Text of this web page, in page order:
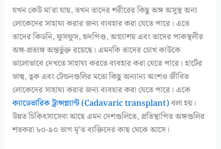
যখন কেউ মা’রা যায়, তখন তাদের শরীরের কিছু অঙ্গ অসুস্থ অন্য
লোকেদের সাহায্য করার জন্য ব্যবহার করা যেতে পারে। এতে
তাদের কিডনি, ফুসফুস, হৃদপিণ্ড, অগ্ন্যাশয় এবং তাদের পাকস্থলীর
অঙ্গ-প্রত্যঙ্গ অন্তর্ভুক্ত রয়েছে। এমনকি তাদের চোখ কাউকে
ভালোভাবে দেখতে সাহায্য করতে ব্যবহার করা যেতে পারে। হার্টের
ভাল্ব, ত্বক এবং টেন্ডনগুলির মতো কিছু অন্যান্য অংশও জীবিত
লোকেদের সাহায্য করার জন্য ব্যবহার করা যেতে পারে। একে
ক্যাডেভারিক ট্রান্সপ্ল্যান্ট (Cadavaric transplant)বলা হয়।
উন্নত চিকিৎসাসেবা আছে এমন দেশগুলিতে, প্রতিস্থাপিত অঙ্গগুলির
শতকরা ৮০-৯০ ভাগ মৃ’ত ব্যক্তিদের কাছ থেকে আসে।